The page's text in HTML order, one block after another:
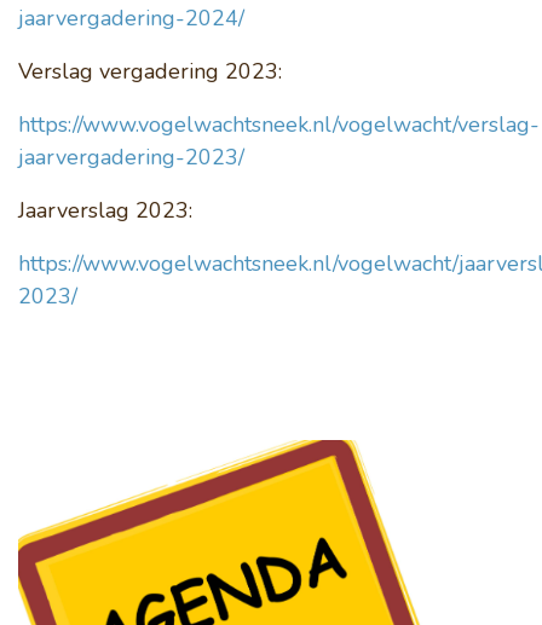
Vogelwacht
Help mee
Lid worden
jaarvergadering-2024/
Verslag vergadering 2023:
https://www.vogelwachtsneek.nl/vogelwacht/verslag-
jaarvergadering-2023/
Jaarverslag 2023:
https://www.vogelwachtsneek.nl/vogelwacht/
2023/